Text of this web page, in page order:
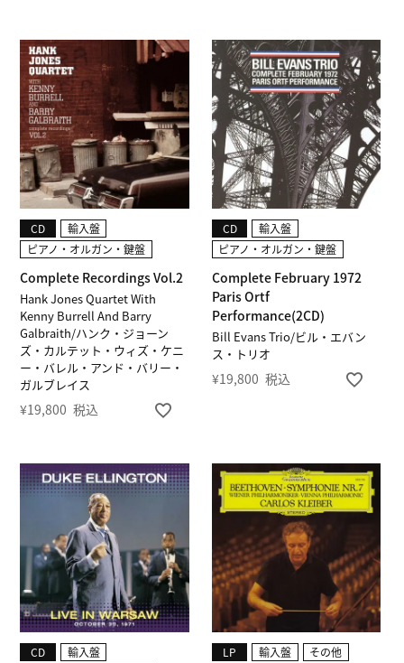
Hank Jones Quartet With
Kenny Burrell And Barry
Galbraith/ハンク・ジョーン
ズ・カルテット・ウィズ・ケニ
ー・バレル・アンド・バリー・
ガルブレイス
Complete Recordings Vol.2
CD
輸入盤
ピアノ・オルガン・鍵盤
¥19,800 税込
Bill Evans Trio/ビル・エバン
ス・トリオ
Complete February 1972
Paris Ortf
Performance(2CD)
CD
輸入盤
ピアノ・オルガン・鍵盤
¥19,800 税込
CD
輸入盤
LP 輸入盤 その他